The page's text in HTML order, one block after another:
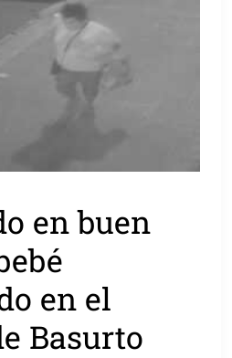
en buen
en el
Basurto